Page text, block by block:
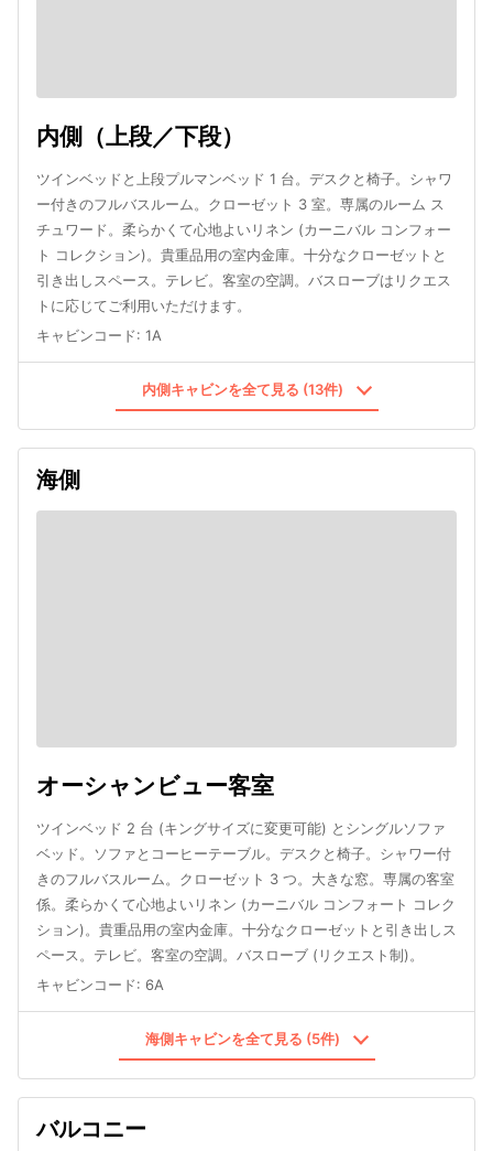
内側（上段／下段）
ツインベッドと上段プルマンベッド 1 台。デスクと椅子。シャワ
ー付きのフルバスルーム。クローゼット 3 室。専属のルーム ス
チュワード。柔らかくて心地よいリネン (カーニバル コンフォー
ト コレクション)。貴重品用の室内金庫。十分なクローゼットと
引き出しスペース。テレビ。客室の空調。バスローブはリクエス
トに応じてご利用いただけます。
キャビンコード: 1A
内側キャビンを全て見る (13件)
海側
オーシャンビュー客室
ツインベッド 2 台 (キングサイズに変更可能) とシングルソファ
ベッド。ソファとコーヒーテーブル。デスクと椅子。シャワー付
きのフルバスルーム。クローゼット 3 つ。大きな窓。専属の客室
係。柔らかくて心地よいリネン (カーニバル コンフォート コレク
ション)。貴重品用の室内金庫。十分なクローゼットと引き出しス
ペース。テレビ。客室の空調。バスローブ (リクエスト制)。
キャビンコード: 6A
海側キャビンを全て見る (5件)
バルコニー